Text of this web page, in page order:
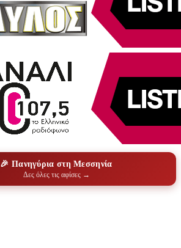
🎉 Πανηγύρια στη Μεσσηνία
Δες όλες τις αφίσες →